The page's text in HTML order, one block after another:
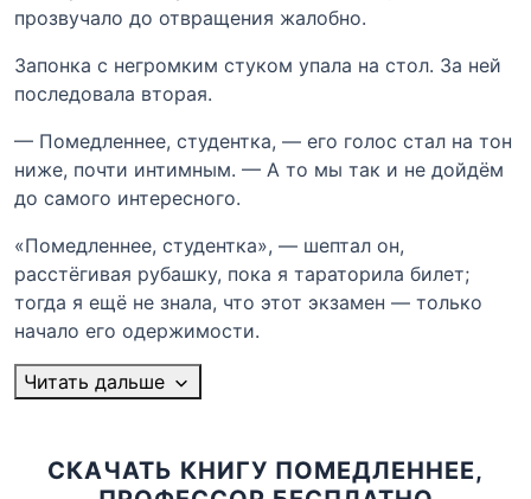
прозвучало до отвращения жалобно.
Запонка с негромким стуком упала на стол. За ней
последовала вторая.
— Помедленнее, студентка, — его голос стал на тон
ниже, почти интимным. — А то мы так и не дойдём
до самого интересного.
«Помедленнее, студентка», — шептал он,
расстёгивая рубашку, пока я тараторила билет;
тогда я ещё не знала, что этот экзамен — только
начало его одержимости.
Читать дальше
СКАЧАТЬ КНИГУ ПОМЕДЛЕННЕЕ,